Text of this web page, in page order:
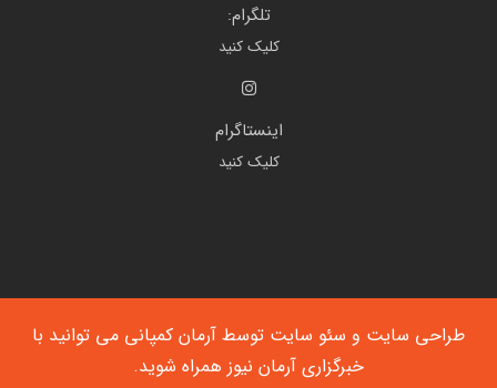
تلگرام:
کلیک کنید
اینستاگرام
کلیک کنید
طراحی سایت و سئو سایت توسط آرمان کمپانی می توانید با
خبرگزاری آرمان نیوز همراه شوید.